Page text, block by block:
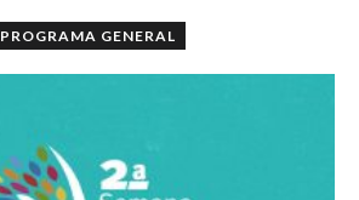
PROGRAMA GENERAL